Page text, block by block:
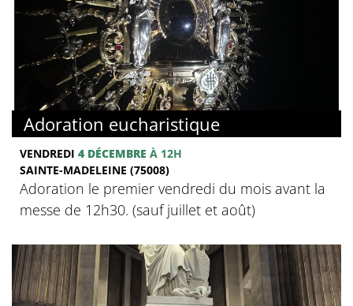
Adoration eucharistique
VENDREDI 4 DÉCEMBRE À 12H
SAINTE-MADELEINE (75008)
Adoration le premier vendredi du mois avant la
messe de 12h30. (sauf juillet et août)